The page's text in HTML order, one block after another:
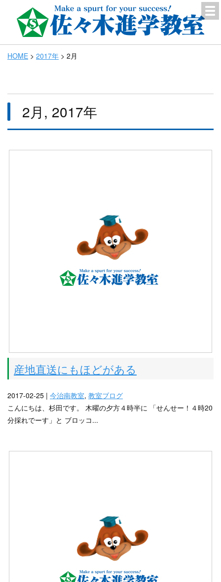
HOME > 2017年 > 2月
2月, 2017年
産地直送にもほどがある
2017-02-25 | 今治南教室, 教室ブログ
こんにちは、杉田です。 木曜の夕方４時半に 「せんせー！４時20
分採れでーす」と ブロッコ...